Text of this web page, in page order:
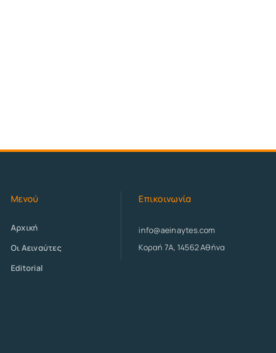
Μενού
Αρχική
Οι Αειναύτες
Editorial
Επικοινωνία
info@aeinaytes.com
Κοραή 7Α, 14562 Αθήνα